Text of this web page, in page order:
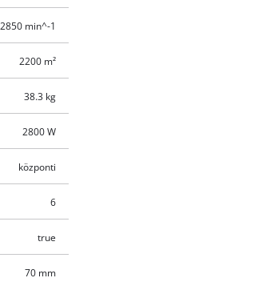
2850 min^-1
2200 m²
38.3 kg
2800 W
központi
6
true
70 mm